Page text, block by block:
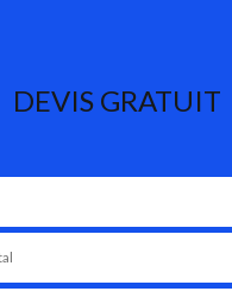
DEVIS GRATUIT